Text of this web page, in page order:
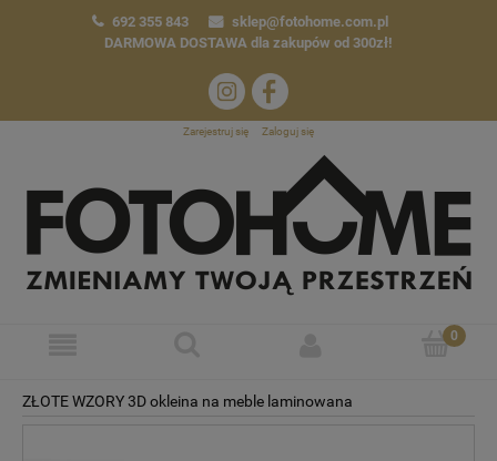
692 355 843
sklep@fotohome.com.pl
DARMOWA DOSTAWA dla zakupów od 300zł!
Zarejestruj się Zaloguj się
ZŁOTE WZORY 3D okleina na meble laminowana